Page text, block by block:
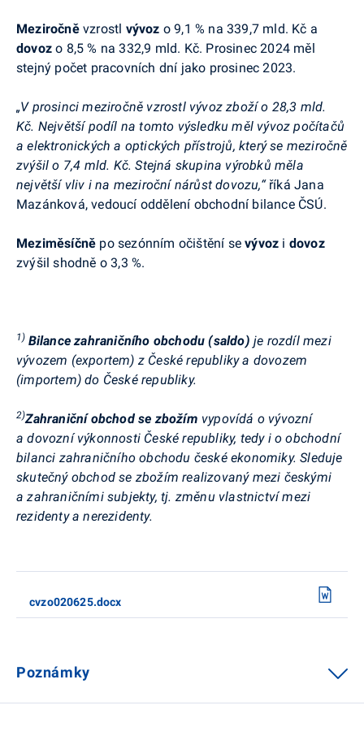
Meziročněvzrostl vývoz o 9,1 % na 339,7 mld. Kč a
dovozo 8,5 % na 332,9 mld. Kč. Prosinec 2024 měl
stejný počet pracovních dní jako prosinec 2023.
„V prosinci meziročně vzrostl vývoz zboží o 28,3 mld.
Kč. Největší podíl na tomto výsledku měl vývoz počítačů
a elektronických a optických přístrojů, který se meziročně
zvýšil o 7,4 mld. Kč. Stejná skupina výrobků měla
největší vliv i na meziroční nárůst dovozu,“ říká Jana
Mazánková, vedoucí oddělení obchodní bilance ČSÚ.
Meziměsíčně po sezónním očištění sevývoz i dovoz
zvýšil shodně o 3,3 %.
1) Bilance zahraničního obchodu (saldo) je rozdíl mezi
vývozem (exportem) z České republiky a dovozem
(importem) do České republiky.
2)Zahraniční obchod se zbožím vypovídá o vývozní
a dovozní výkonnosti České republiky, tedy i o obchodní
bilanci zahraničního obchodu české ekonomiky. Sleduje
skutečný obchod se zbožím realizovaný mezi českými
a zahraničními subjekty, tj. změnu vlastnictví mezi
rezidenty a nerezidenty.
cvzo020625.docx
Poznámky